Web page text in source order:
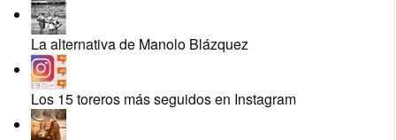
La alternativa de Manolo Blázquez
Los 15 toreros más seguidos en Instagram